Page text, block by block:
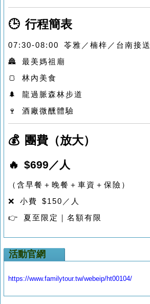
🕒 行程簡表
07:30-08:00 苓雅／楠梓／台南接送
🏯 最美媽祖廟
🍞 林內美食
🌲 龍過脈森林步道
🍷 酒廠微醺體驗
💰 團費（放大）
🔥 $699／人
（含早餐＋晚餐＋車資＋保險）
❌ 小費 $150／人
👉 夏至限定｜名額有限
活動官網
https://www.familytour.tw/webeip/ht00104/